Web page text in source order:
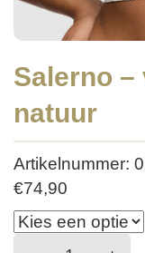
Salerno –
natuur
Artikelnummer:
€74,90
Salerno